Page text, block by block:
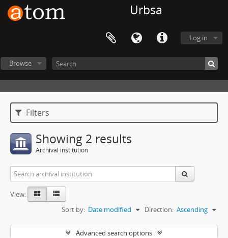
Urbsa
Log in
Browse
Filters
Showing 2 results
Archival institution
View:
Sort by: Date modified Direction: Ascending
Advanced search options